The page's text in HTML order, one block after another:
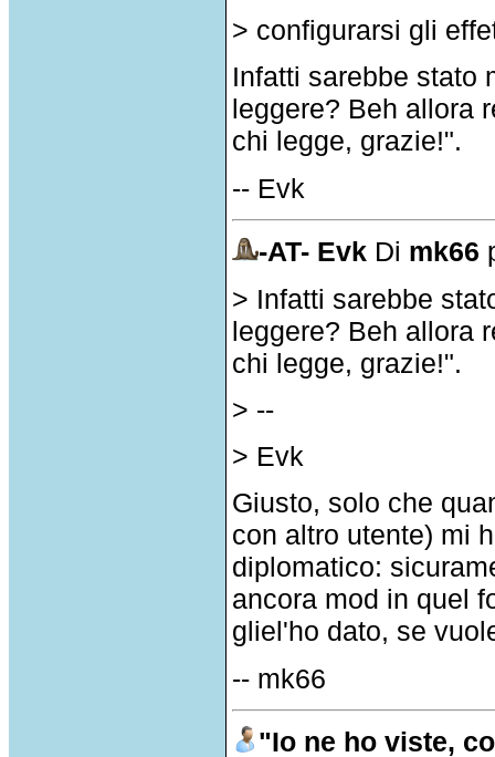
> configurarsi gli
Infatti sarebbe stato
leggere? Beh allora
chi legge, grazie!".
-- Evk
-AT- Evk Di mk66
> Infatti sarebbe
leggere? Beh allora
chi legge, grazie!".
> --
> Evk
Giusto, solo che
con altro utente) mi
diplomatico:
ancora mod in quel
gliel'ho dato, se
-- mk66
"Io ne ho viste,